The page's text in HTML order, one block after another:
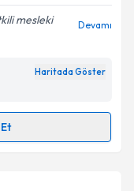
Aydınlatma
belirtilen
mesleki
Devamı
Haritada Göster
takvimi talebi